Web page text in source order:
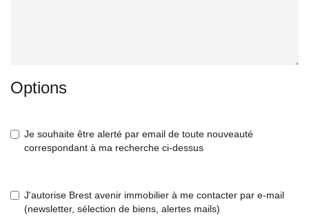
Options
Je souhaite être alerté par email de toute nouveauté
correspondant à ma recherche ci-dessus
J'autorise Brest avenir immobilier à me contacter par e-mail
(newsletter, sélection de biens, alertes mails)